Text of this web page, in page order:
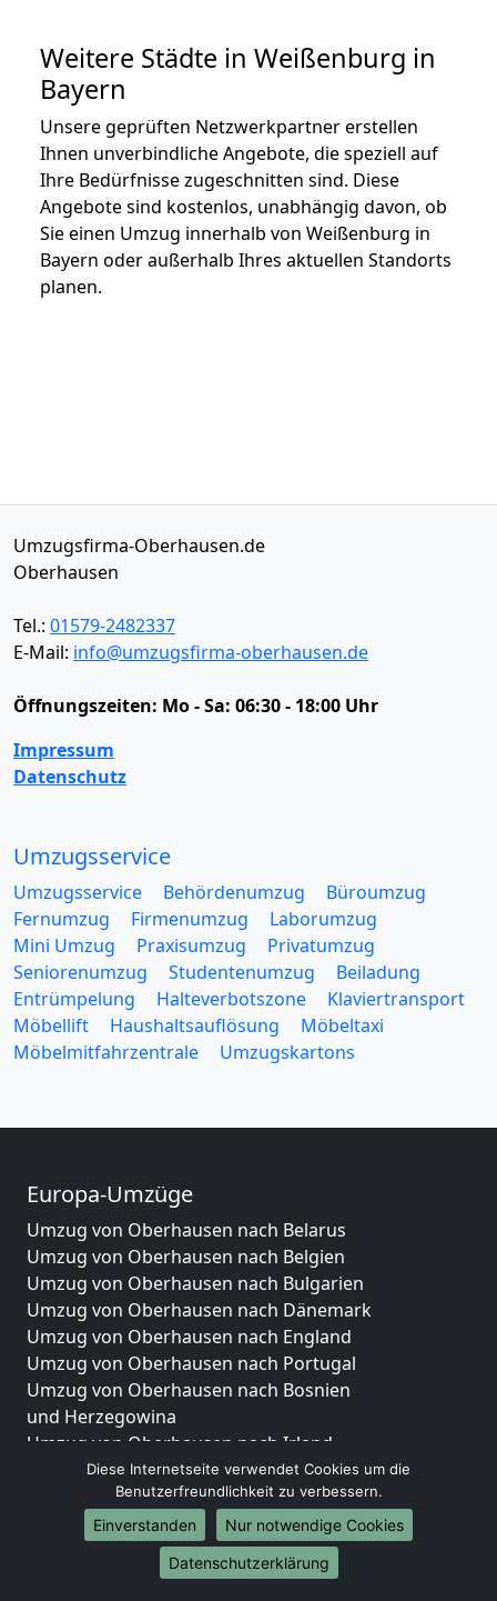
Weitere Städte in Weißenburg in
Bayern
Unsere geprüften Netzwerkpartner erstellen
Ihnen unverbindliche Angebote, die speziell auf
Ihre Bedürfnisse zugeschnitten sind. Diese
Angebote sind kostenlos, unabhängig davon, ob
Sie einen Umzug innerhalb von Weißenburg in
Bayern oder außerhalb Ihres aktuellen Standorts
planen.
Umzugsfirma-Oberhausen.de
Oberhausen
Tel.: 01579-2482337
E-Mail: info@umzugsfirma-oberhausen.de
Öffnungszeiten: Mo - Sa: 06:30 - 18:00 Uhr
Impressum
Datenschutz
Umzugsservice
Umzugsservice Behördenumzug
Büroumzug
Fernumzug
Firmenumzug
Laborumzug
Mini Umzug
Praxisumzug
Privatumzug
Seniorenumzug
Studentenumzug
Beiladung
Entrümpelung
Halteverbotszone
Klaviertransport
Möbellift
Haushaltsauflösung
Möbeltaxi
Möbelmitfahrzentrale
Umzugskartons
Europa-Umzüge
Umzug von Oberhausen nach Belarus
Umzug von Oberhausen nach Belgien
Umzug von Oberhausen nach Bulgarien
Umzug von Oberhausen nach Dänemark
Umzug von Oberhausen nach England
Umzug von Oberhausen nach Portugal
Umzug von Oberhausen nach Bosnien
und Herzegowina
Umzug von Oberhausen nach Irland
Umzug von Oberhausen nach Lettland
Umzug von Oberhausen nach Zypern
Umzug von Oberhausen nach Kroatien
Umzug von Oberhausen nach Estland
Umzug von Oberhausen nach Finnland
Diese Internetseite verwendet Cookies um die
Benutzerfreundlichkeit zu verbessern.
Einverstanden
Nur notwendige Cookies
Datenschutzerklärung